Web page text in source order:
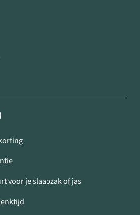
voor je slaapzak of jas